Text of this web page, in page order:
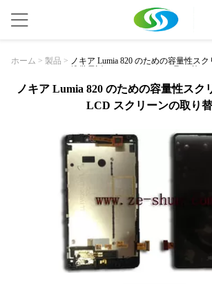
ホーム > 製品 > ノキア Lumia 820 のための容量性スク
携帯電話 LCD スクリーンの取り替え
ノキア Lumia 820 のための容量性スク
LCD スクリーンの取り替